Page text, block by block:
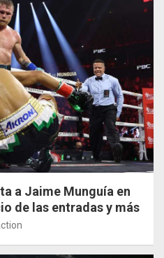
a Jaime Munguía en
de las entradas y más